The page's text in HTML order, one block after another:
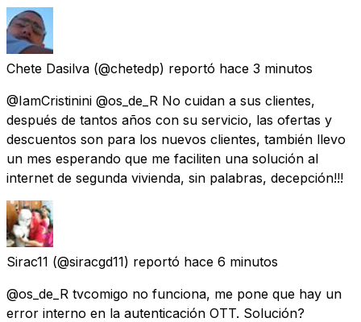
Chete Dasilva (@chetedp) reportó hace 3 minutos
@IamCristinini @os_de_R No cuidan a sus clientes,
después de tantos años con su servicio, las ofertas y
descuentos son para los nuevos clientes, también llevo
un mes esperando que me faciliten una solución al
internet de segunda vivienda, sin palabras, decepción!!!
Sirac11 (@siracgd11) reportó hace 6 minutos
@os_de_R tvcomigo no funciona, me pone que hay un
error interno en la autenticación OTT. Solución?